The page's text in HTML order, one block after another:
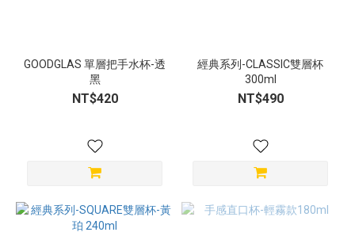
GOODGLAS 單層把手水杯-透
黑
NT$420
經典系列-CLASSIC雙層杯
300ml
NT$490